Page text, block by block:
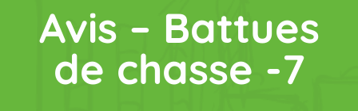
Avis – Battues
de chasse -7